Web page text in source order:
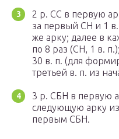
2 р. СС в первую
за первый СН и 1 в.
же арку; далее в
по 8 раз (СН, 1 в.
30 в. п. (для
третьей в. п. из
3 р. СБН в первую
следующую арку
первым СБН.